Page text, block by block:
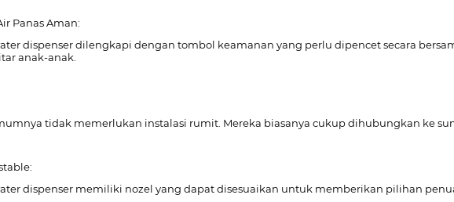
Panas Aman:
dispenser dilengkapi dengan tombol keamanan yang perlu dipencet secara
anak-anak.
tidak memerlukan instalasi rumit. Mereka biasanya cukup dihubungkan ke
dispenser memiliki nozel yang dapat disesuaikan untuk memberikan pilihan